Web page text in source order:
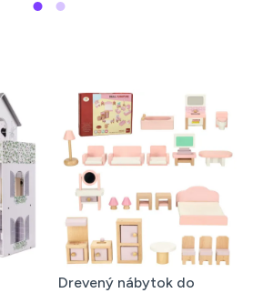
Drevený nábytok do